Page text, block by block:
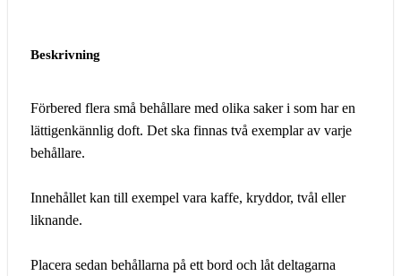
Beskrivning
Förbered flera små behållare med olika saker i som har en
lättigenkännlig doft. Det ska finnas två exemplar av varje
behållare.
Innehållet kan till exempel vara kaffe, kryddor, tvål eller
liknande.
Placera sedan behållarna på ett bord och låt deltagarna